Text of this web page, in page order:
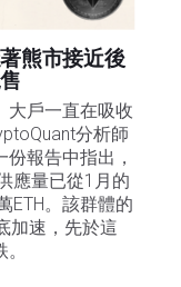
熊市接近後
大戶一直在吸收
分析師
報告中指出，
應量已從1月的
ETH。該群體的
加速，先於這